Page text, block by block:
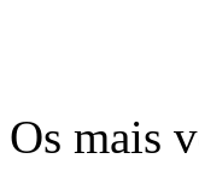
Os mais